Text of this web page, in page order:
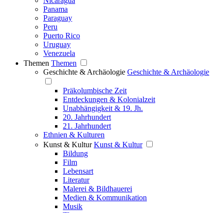
Panama
Paraguay
Peru
Puerto Rico
Uruguay
Venezuela
Themen Themen
Geschichte & Archäologie Geschichte & Archäologie
Präkolumbische Zeit
Entdeckungen & Kolonialzeit
Unabhängigkeit & 19. Jh.
20. Jahrhundert
21. Jahrhundert
Ethnien & Kulturen
Kunst & Kultur Kunst & Kultur
Bildung
Film
Lebensart
Literatur
Malerei & Bildhauerei
Medien & Kommunikation
Musik